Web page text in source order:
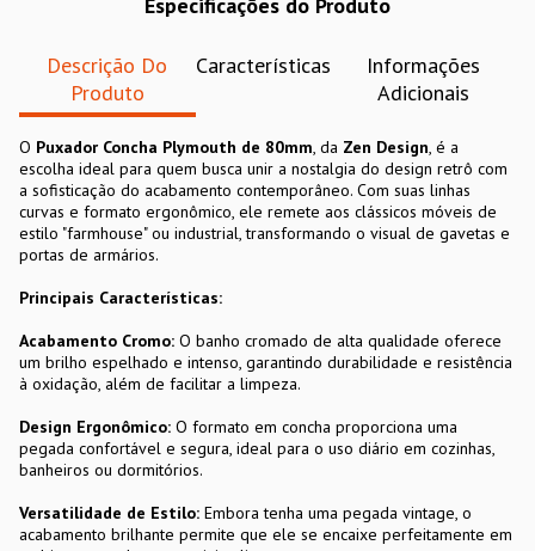
Descrição Do
Produto
Características
Informações
Adicionais
O Puxador Concha Plymouth de 80mm, da Zen Design, é a
escolha ideal para quem busca unir a nostalgia do design retrô com
a sofisticação do acabamento contemporâneo. Com suas linhas
curvas e formato ergonômico, ele remete aos clássicos móveis de
estilo "farmhouse" ou industrial, transformando o visual de gavetas e
portas de armários.
Principais Características:
Acabamento Cromo: O banho cromado de alta qualidade oferece
um brilho espelhado e intenso, garantindo durabilidade e resistência
à oxidação, além de facilitar a limpeza.
Design Ergonômico: O formato em concha proporciona uma
pegada confortável e segura, ideal para o uso diário em cozinhas,
banheiros ou dormitórios.
Versatilidade de Estilo: Embora tenha uma pegada vintage, o
acabamento brilhante permite que ele se encaixe perfeitamente em